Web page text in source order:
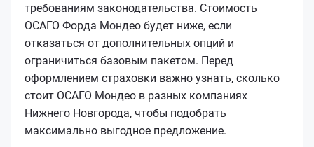
требованиям законодательства. Стоимость
ОСАГО Форда Мондео будет ниже, если
отказаться от дополнительных опций и
ограничиться базовым пакетом. Перед
оформлением страховки важно узнать, сколько
стоит ОСАГО Мондео в разных компаниях
Нижнего Новгорода, чтобы подобрать
максимально выгодное предложение.